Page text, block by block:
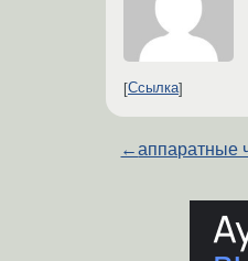
Ссылка
←аппаратные